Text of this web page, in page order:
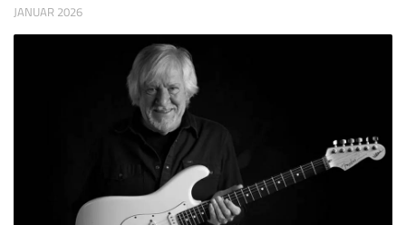
JANUAR 2026